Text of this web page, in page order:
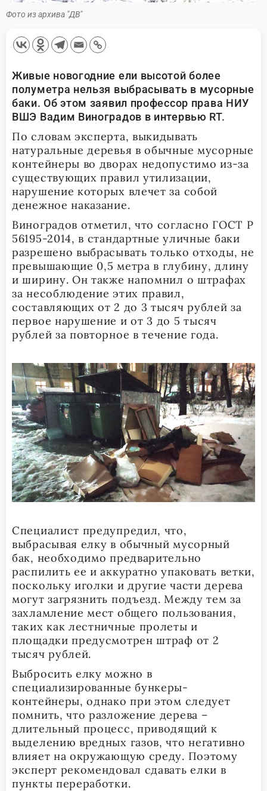
Фото из архива "ДВ"
Живые новогодние ели высотой более
полуметра нельзя выбрасывать в мусорные
баки. Об этом заявил профессор права НИУ
ВШЭ Вадим Виноградов в интервью RT.
По словам эксперта, выкидывать
натуральные деревья в обычные мусорные
контейнеры во дворах недопустимо из-за
существующих правил утилизации,
нарушение которых влечет за собой
денежное наказание.
Виноградов отметил, что согласно ГОСТ Р
56195-2014, в стандартные уличные баки
разрешено выбрасывать только отходы, не
превышающие 0,5 метра в глубину, длину
и ширину. Он также напомнил о штрафах
за несоблюдение этих правил,
составляющих от 2 до 3 тысяч рублей за
первое нарушение и от 3 до 5 тысяч
рублей за повторное в течение года.
Специалист предупредил, что,
выбрасывая елку в обычный мусорный
бак, необходимо предварительно
распилить ее и аккуратно упаковать ветки,
поскольку иголки и другие части дерева
могут загрязнить подъезд. Между тем за
захламление мест общего пользования,
таких как лестничные пролеты и
площадки предусмотрен штраф от 2
тысяч рублей.
Выбросить елку можно в
специализированные бункеры-
контейнеры, однако при этом следует
помнить, что разложение дерева –
длительный процесс, приводящий к
выделению вредных газов, что негативно
влияет на окружающую среду. Поэтому
эксперт рекомендовал сдавать елки в
пункты переработки.